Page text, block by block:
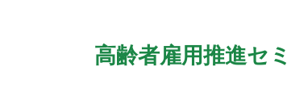
高齢者雇用推進セ